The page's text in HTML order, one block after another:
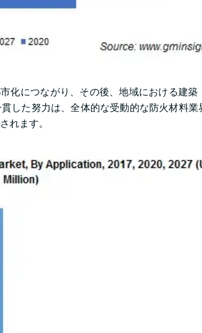
化につながり、その後、地域における建
した努力は、全体的な受動的な防火材料
れます。